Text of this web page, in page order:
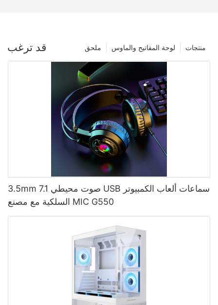
قد ترغب منتجات لوحة المفاتيح والماوس ملحق
3.5mm 7.1 صوت محيطي USB سماعات ألعاب الكمبيوتر
السلكية مع مصنع MIC G550